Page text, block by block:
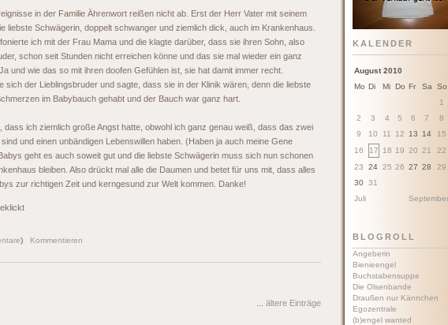
in der Familie Ährenwort reißen nicht ab. Erst der Herr Vater mit seinem
liebste Schwägerin, doppelt schwanger und ziemlich dick, auch im Krankenhaus.
ich mit der Frau Mama und die klagte darüber, dass sie ihren Sohn, also
schon seit Stunden nicht erreichen könne und das sie mal wieder ein ganz
und wie das so mit ihren doofen Gefühlen ist, sie hat damit immer recht.
sich der Lieblingsbruder und sagte, dass sie in der Klinik wären, denn die liebste
im Babybauch gehabt und der Bauch war ganz hart.
dass ich ziemlich große Angst hatte, obwohl ich ganz genau weiß, dass das zwei
und einen unbändigen Lebenswillen haben. (Haben ja auch meine Gene
geht es auch soweit gut und die liebste Schwägerin muss sich nun schonen
bleiben. Also drückt mal alle die Daumen und betet für uns mit, dass alles
zur richtigen Zeit und kerngesund zur Welt kommen. Danke!
) Kommentieren
ältere Einträge
KALENDER
August 2010
Mo Di Mi Do Fr Sa
So
1
2
3 4 5 6 7
8
9
10 11 12 13 14
15
16
17 18 19 20 21
22
23
24 25 26 27 28
29
30 31
Juli
September
BLOGROLL
Angeberin
Bienieengel
Buchstabensuppe
Die Olsenbande
Draußen nur Kännchen
Egozentrale
(b)engel wanted